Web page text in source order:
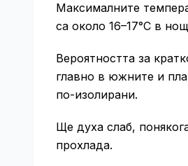
Максималните
са около 16–17°C в
Вероятността за
главно в южните и
по-изолирани.
Ще духа слаб,
прохлада.